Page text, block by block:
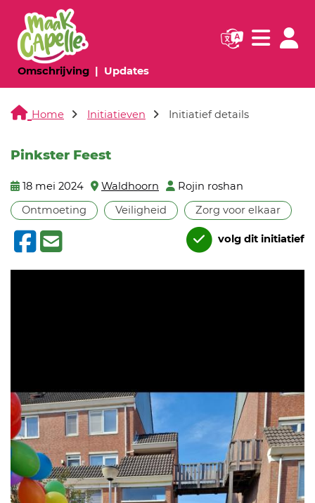
Omschrijving(huidige pagina)
Updates(huidige pagina)
Navigatie
Home Initiatieven Initiatief details
Pinkster Feest
18 mei 2024 Waldhoorn
Rojin roshan
Ontmoeting
Veiligheid Zorg voor elkaar
volg dit initiatief